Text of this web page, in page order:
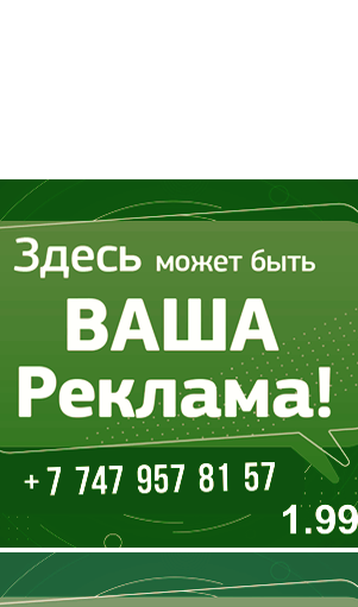
Волгоградская область
Вологодская область
Дагестан
Еврейская АО
Забайкальский край
Запорожская область
Ивановская область